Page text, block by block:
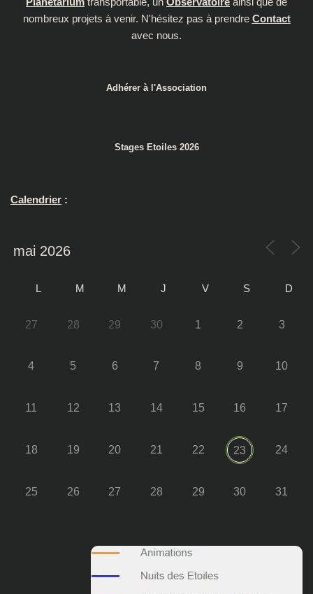
nombreux projets à venir. N'hésitez pas à prendre Contact
avec nous.
Adhérer à l'Association
Stages Etoiles 2026
Calendrier :
L M M J V S D
27 28 29 30 1 2 3
4 5 6 7 8 9 10
11 12 13 14 15 16 17
18 19 20 21 22 23 24
25 26 27 28 29 30 31